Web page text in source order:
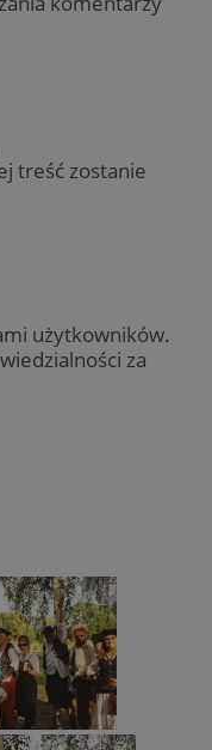
treść zostanie
użytkowników.
za